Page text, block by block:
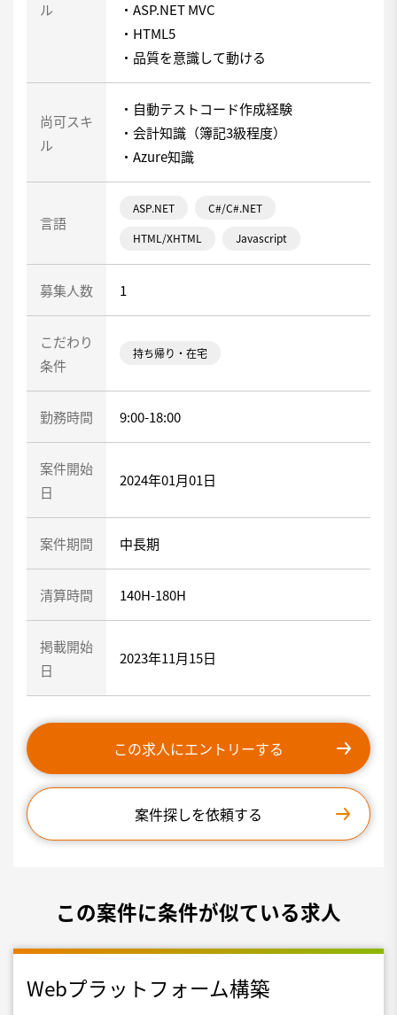
ル
・ASP.NET MVC
・HTML5
・品質を意識して動ける
尚可スキ
ル
・自動テストコード作成経験
・会計知識（簿記3級程度）
・Azure知識
言語
ASP.NET C#/C#.NET
HTML/XHTML Javascript
募集人数 1
こだわり
条件
持ち帰り・在宅
勤務時間 9:00-18:00
案件開始
日
2024年01月01日
案件期間 中長期
清算時間 140H-180H
掲載開始
日
2023年11月15日
この求人にエントリーする
案件探しを依頼する
この案件に条件が似ている求人
Webプラットフォーム構築